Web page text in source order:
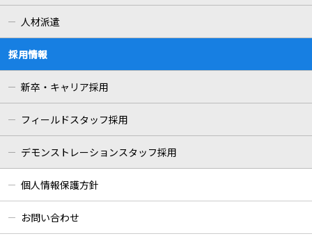
人材派遣
採用情報
新卒・キャリア採用
フィールドスタッフ採用
デモンストレーションスタッフ採用
個人情報保護方針
お問い合わせ